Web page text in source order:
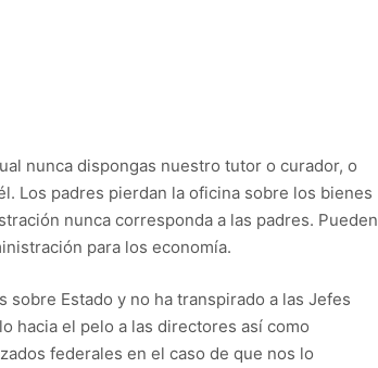
nunca dispongas nuestro tutor o curador, o
Los padres pierdan la oficina sobre los bienes
nunca corresponda a las padres. Pueden
para los economía.
Estado y no ha transpirado a las Jefes
hacia el pelo a las directores así­ como
federales en el caso de que nos lo